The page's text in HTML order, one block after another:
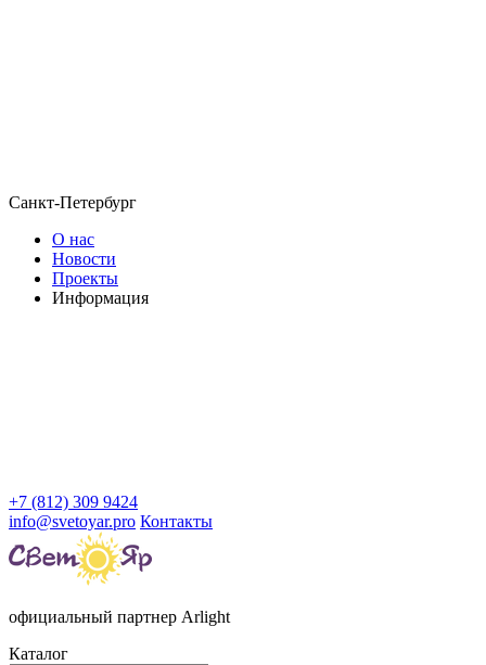
Санкт-Петербург
О нас
Новости
Проекты
Информация
+7 (812) 309 9424
info@svetoyar.pro Контакты
официальный партнер Arlight
Каталог